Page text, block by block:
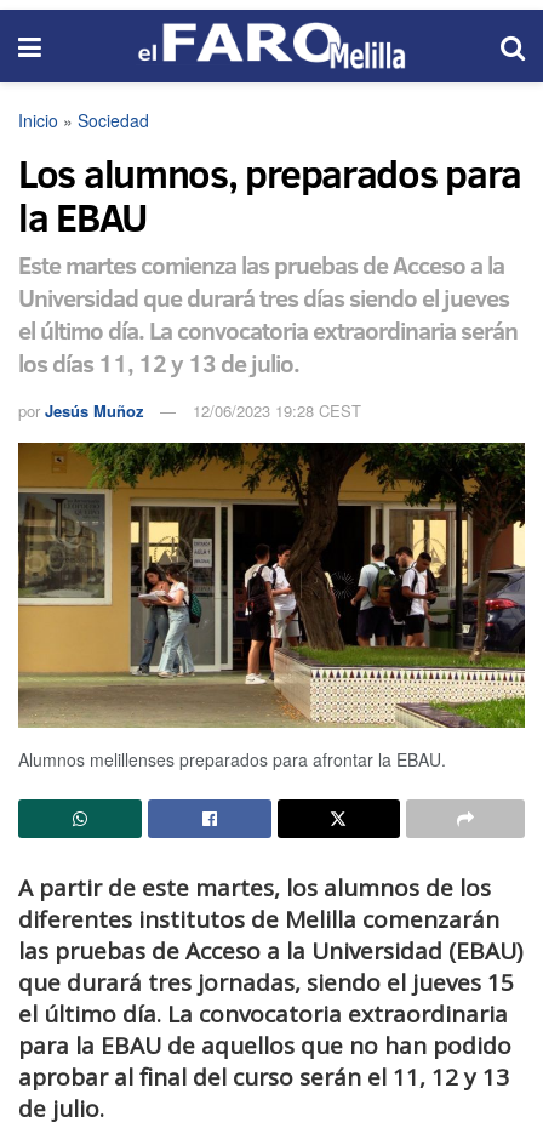
Inicio » Sociedad
Los alumnos, preparados para
la EBAU
Este martes comienza las pruebas de Acceso a la
Universidad que durará tres días siendo el jueves
el último día. La convocatoria extraordinaria serán
los días 11, 12 y 13 de julio.
por Jesús Muñoz 12/06/2023 19:28 CEST
Alumnos melillenses preparados para afrontar la EBAU.
A partir de este martes, los alumnos de los
diferentes institutos de Melilla comenzarán
las pruebas de Acceso a la Universidad (EBAU)
que durará tres jornadas, siendo el jueves 15
el último día. La convocatoria extraordinaria
para la EBAU de aquellos que no han podido
aprobar al final del curso serán el 11, 12 y 13
de julio.